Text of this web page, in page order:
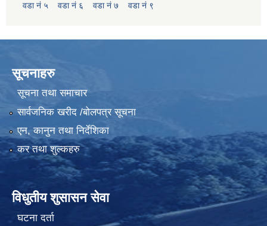
वडा नं ५ वडा नं ६ वडा नं ७ वडा नं ९
सूचनाहरु
सूचना तथा समाचार
सार्वजनिक खरीद /बोलपत्र सूचना
एन, कानुन तथा निर्देशिका
कर तथा शुल्कहरु
विधुतीय शुसासन सेवा
घटना दर्ता